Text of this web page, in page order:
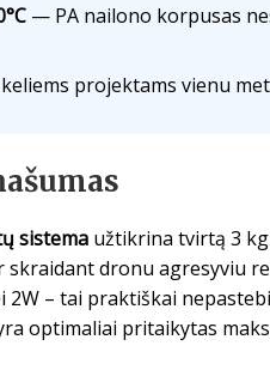
— PA nailono korpusas
projektams vienu
sistemaužtikrina tvirtą 3 kg
dronu agresyviu
– tai praktiškai
optimaliai pritaikytas